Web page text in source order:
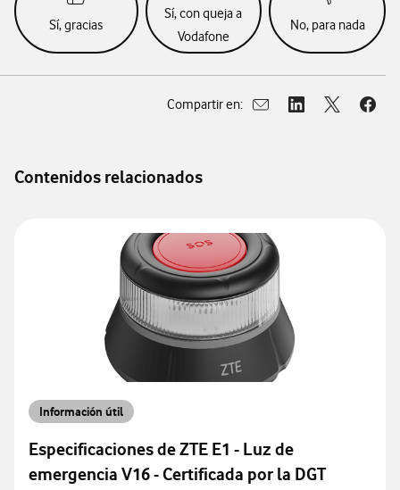
Sí, gracias
Sí, con queja a
Vodafone
No, para nada
Compartir en:
Abrir ventana para
Abrir ventana
Abrir Abrir
Contenidos relacionados
Información útil
Especificaciones de ZTE E1 - Luz de
emergencia V16 - Certificada por la DGT